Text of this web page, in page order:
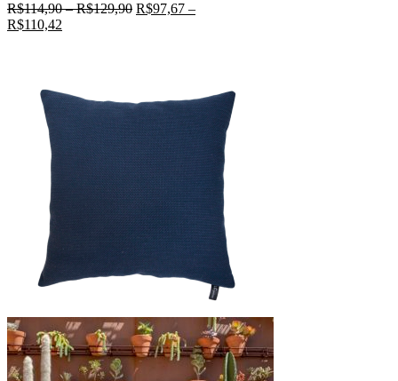
R$114,90–R$129,90 R$97,67 –
R$110,42